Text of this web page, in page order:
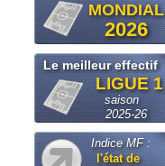
MONDIAL
2026
Le meilleur effectif
LIGUE 1
saison
2025-26
Indice MF :
l'état de